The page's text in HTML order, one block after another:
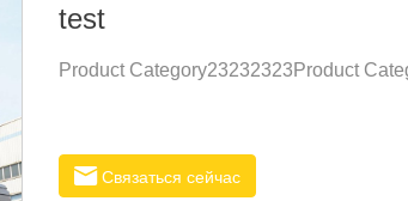
test
Product Category23232323Product
Связаться сейчас